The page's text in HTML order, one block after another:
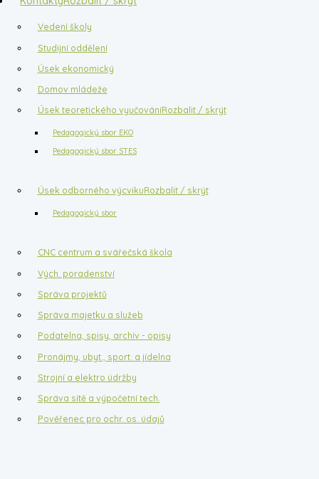
Vedení školy
Studijní oddělení
Úsek ekonomický
Domov mládeže
Úsek teoretického vyučováníRozbalit / skrýt
Pedagogický sbor EKO
Pedagogický sbor STES
Úsek odborného výcvikuRozbalit / skrýt
Pedagogický sbor
CNC centrum a svářečská škola
Vých. poradenství
Správa projektů
Správa majetku a služeb
Podatelna, spisy, archív - opisy
Pronájmy, ubyt., sport. a jídelna
Strojní a elektro údržby
Správa sítě a výpočetní tech.
Pověřenec pro ochr. os. údajů